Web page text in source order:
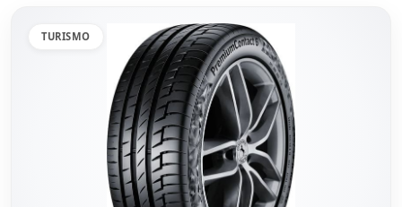
TURISMO